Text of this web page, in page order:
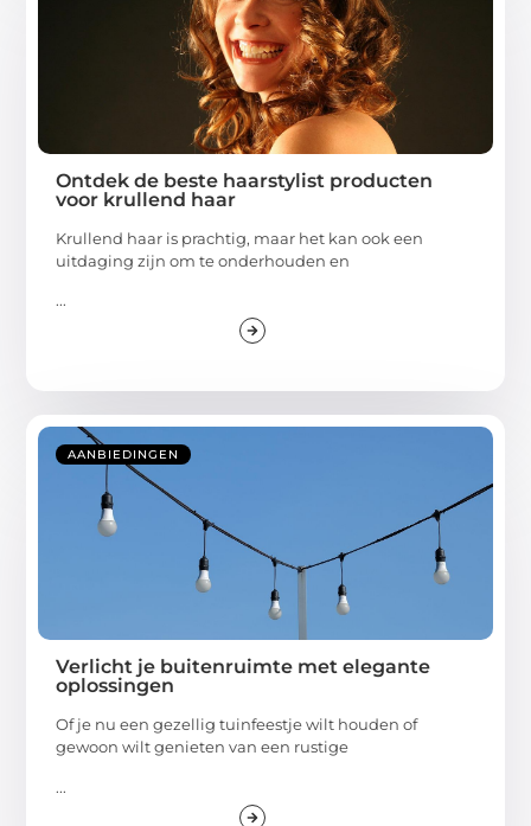
Ontdek de beste haarstylist producten
voor krullend haar
Krullend haar is prachtig, maar het kan ook een
uitdaging zijn om te onderhouden en
...
AANBIEDINGEN
Verlicht je buitenruimte met elegante
oplossingen
Of je nu een gezellig tuinfeestje wilt houden of
gewoon wilt genieten van een rustige
...